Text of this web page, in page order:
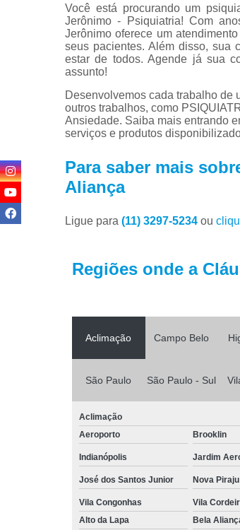
Você está procurando um
Jerônimo - Psiquiatria! Com
Jerônimo oferece um
seus pacientes. Além disso, sua
estar de todos. Agende já sua
assunto!
Desenvolvemos cada trabalho de
outros trabalhos, como
Ansiedade. Saiba mais entrando
serviços e produtos
Para saber mais
Aliança
Ligue para (11) 3297-5234 ou
Regiões onde a
Aclimação Campo Belo
São Paulo São Paulo - Sul
Aclimação
Aeroporto
Brooklin
Indianópolis Jardim
José dos Santos Junior Nova Piraju
Vila Congonhas Vila
Alto da Lapa
Bela